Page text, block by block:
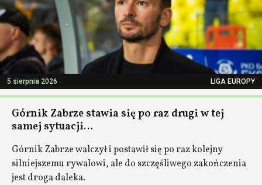
5 sierpnia 2026 LIGA EUROPY
Górnik Zabrze stawia się po raz drugi w tej
samej sytuacji…
Górnik Zabrze walczył i postawił się po raz kolejny
silniejszemu rywalowi, ale do szczęśliwego zakończenia
jest droga daleka.